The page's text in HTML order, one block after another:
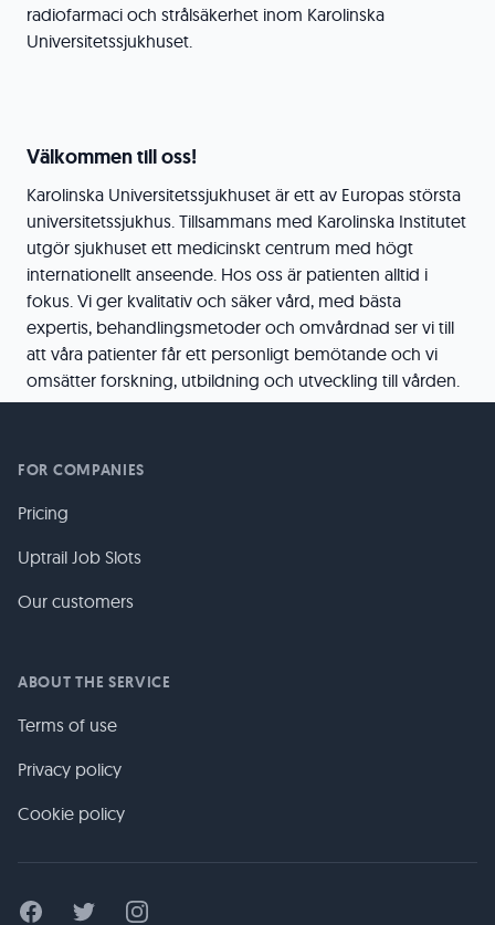
radiofarmaci och strålsäkerhet inom Karolinska
Universitetssjukhuset.
Välkommen till oss!
Karolinska Universitetssjukhuset är ett av Europas största
universitetssjukhus. Tillsammans med Karolinska Institutet
utgör sjukhuset ett medicinskt centrum med högt
internationellt anseende. Hos oss är patienten alltid i
fokus. Vi ger kvalitativ och säker vård, med bästa
expertis, behandlingsmetoder och omvårdnad ser vi till
att våra patienter får ett personligt bemötande och vi
omsätter forskning, utbildning och utveckling till vården.
FOR COMPANIES
Pricing
Uptrail Job Slots
Our customers
ABOUT THE SERVICE
Terms of use
Privacy policy
Cookie policy
FacebookTwitter Instagram